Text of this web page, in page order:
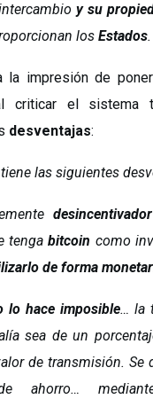
y su
losEstados.
la impresión de
criticar el sistema
desventajas:
las siguientes
desincentivador
tengabitcoin como
de forma
lo hace imposible… la
sea de un
de transmisión. Se
ahorro…